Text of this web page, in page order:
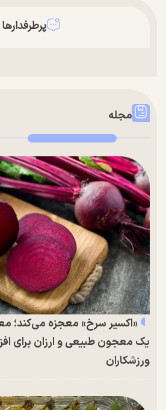
پرطرفدارها
مجله
«اکسیر سرخ» معجزه می‌کند؛
یک معجون طبیعی و ارزان برای
ورزشکاران